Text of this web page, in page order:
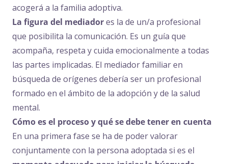
acogerá a la familia adoptiva.
La figura del mediadores la de un/a profesional
que posibilita la comunicación. Es un guía que
acompaña, respeta y cuida emocionalmente a todas
las partes implicadas. El mediador familiar en
búsqueda de orígenes debería ser un profesional
formado en el ámbito de la adopción y de la salud
mental.
Cómo es el proceso y qué se debe tener en cuenta
En una primera fase se ha de poder valorar
conjuntamente con la persona adoptada si es el